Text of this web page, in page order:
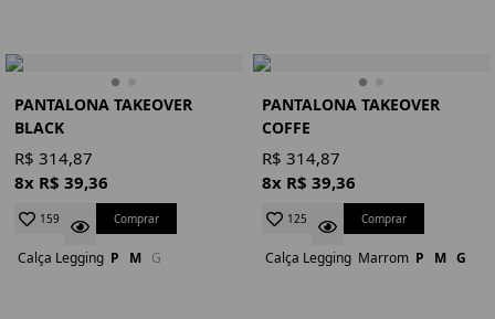
PANTALONA TAKEOVER
BLACK
R$ 314,87
8x R$ 39,36
159 Comprar
Calça Legging P M G
PANTALONA TAKEOVER
COFFE
R$ 314,87
8x R$ 39,36
125 Comprar
Calça Legging Marrom P M G